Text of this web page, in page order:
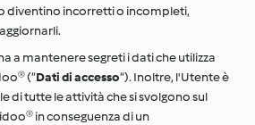
diventino incorretti o incompleti,
a mantenere segreti i dati che utilizza
(“Dati di accesso“). Inoltre, l'Utente è
di tutte le attività che si svolgono sul
in conseguenza di un